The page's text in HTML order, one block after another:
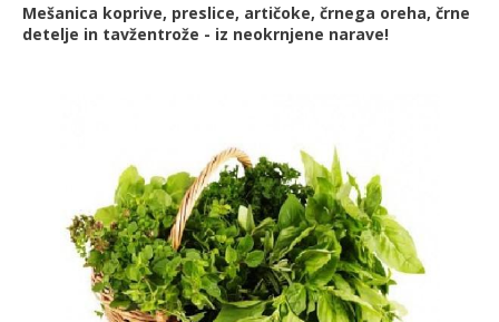
Mešanica koprive, preslice, artičoke, črnega oreha, črne
detelje in tavžentrože - iz neokrnjene narave!